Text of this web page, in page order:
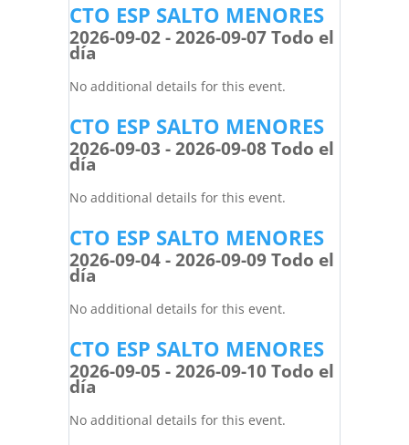
CTO ESP SALTO MENORES
2026-09-02 - 2026-09-07 Todo el
día
No additional details for this event.
CTO ESP SALTO MENORES
2026-09-03 - 2026-09-08 Todo el
día
No additional details for this event.
CTO ESP SALTO MENORES
2026-09-04 - 2026-09-09 Todo el
día
No additional details for this event.
CTO ESP SALTO MENORES
2026-09-05 - 2026-09-10 Todo el
día
No additional details for this event.